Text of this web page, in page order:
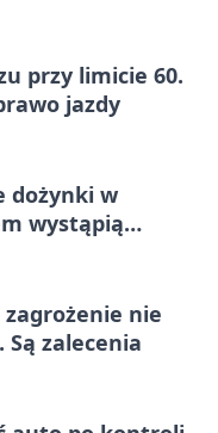
przy limicie 60.
jazdy
dożynki w
wystąpią
zagrożenie nie
zalecenia